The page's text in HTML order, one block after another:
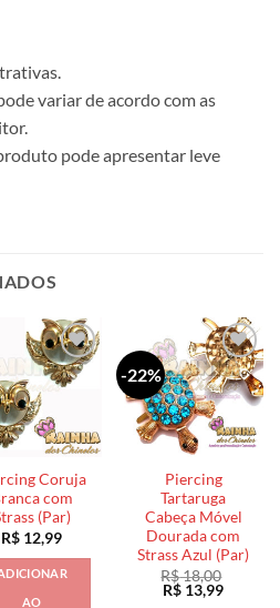
variar de acordo com as
pode apresentar leve
Coruja
com
(Par)
R$ 12,99
AO
-22%
Piercing
Tartaruga
Cabeça Móvel
Dourada com
Strass Azul (Par)
R$18,00
O
R$ 13,99O